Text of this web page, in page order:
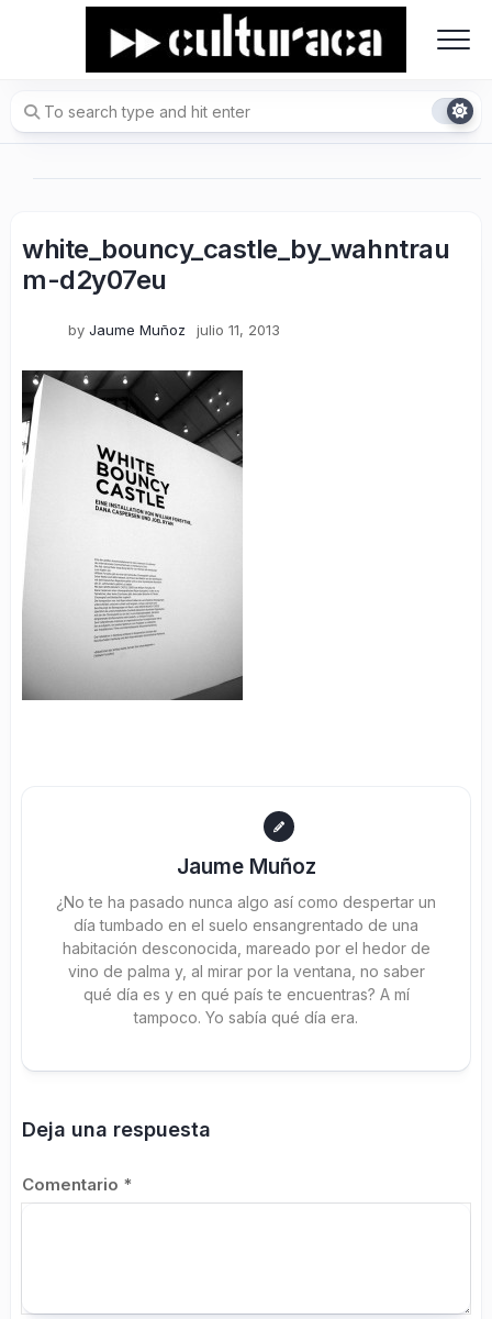
white_bouncy_castle_by_wahntrau
m-d2y07eu
by Jaume Muñoz julio 11, 2013
Jaume Muñoz
¿No te ha pasado nunca algo así como despertar un
día tumbado en el suelo ensangrentado de una
habitación desconocida, mareado por el hedor de
vino de palma y, al mirar por la ventana, no saber
qué día es y en qué país te encuentras? A mí
tampoco. Yo sabía qué día era.
Deja una respuesta
Comentario *